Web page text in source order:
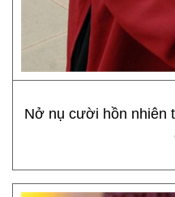
Nở nụ cười hồn nhiên